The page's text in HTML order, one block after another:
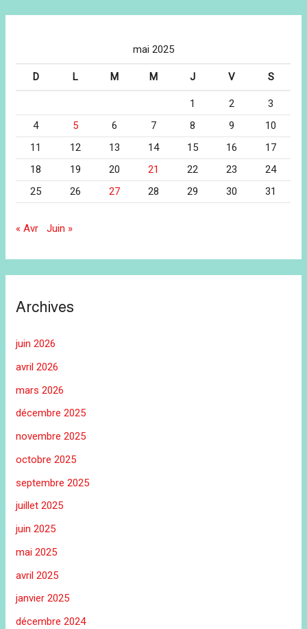
mai 2025
D L M M J V S
1 2
3
4
5 6 7 8 9
10
11
12 13 14 15 16
17
18
19 20 21 22 23
24
25
26 27 28 29 30 31
« Avr Juin »
Archives
juin 2026
avril 2026
mars 2026
décembre 2025
novembre 2025
octobre 2025
septembre 2025
juillet 2025
juin 2025
mai 2025
avril 2025
janvier 2025
décembre 2024